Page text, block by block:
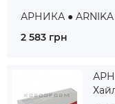
АРНИКА ● ARNIKA
2 583 грн